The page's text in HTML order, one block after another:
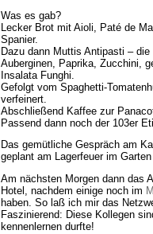
Was es gab?
Lecker Brot mit Aioli, Paté de
Spanier.
Dazu dann Muttis Antipasti –
Auberginen, Paprika, Zucchini,
Insalata Funghi.
Gefolgt vom Spaghetti-
verfeinert.
Abschließend Kaffee zur
Passend dann noch der 103er
Das gemütliche Gespräch am
geplant am Lagerfeuer im
Am nächsten Morgen dann das
Hotel, nachdem einige noch im
haben. So laß ich mir das
Faszinierend: Diese Kollegen
kennenlernen durfte!